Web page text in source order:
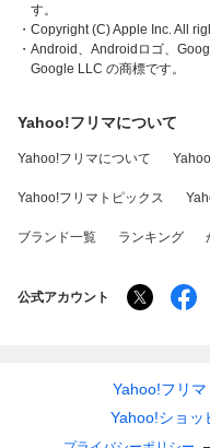
す。
・Copyright (C) Apple Inc. All
・Android、Androidロゴ、
Google LLC の商標です。
Yahoo!フリマについて
Yahoo!フリマについて
Yahoo!フリマトピックス
ブランド一覧 ランキング
公式アカウント
Yahoo!フリマ
Yahoo!ショッ